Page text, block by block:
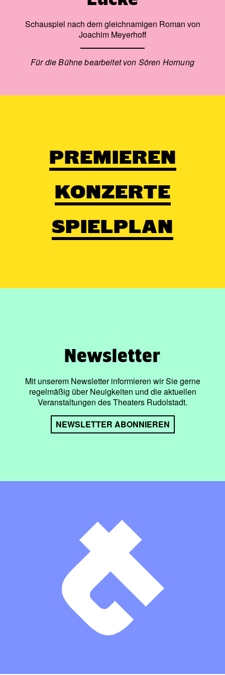
Schauspiel nach dem gleichnamigen Roman von
Joachim Meyerhoff
Für die Bühne bearbeitet von Sören Hornung
PREMIEREN
KONZERTE
SPIELPLAN
Newsletter
Mit unserem Newsletter informieren wir Sie gerne
regelmäßig über Neuigkeiten und die aktuellen
Veranstaltungen des Theaters Rudolstadt.
NEWSLETTER ABONNIEREN